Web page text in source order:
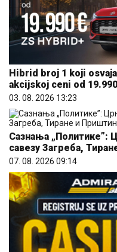
Hibrid broj 1 koji
akcijskoj ceni od
03. 08. 2026 13:23
Сазнања „Политике”:
савезу Загреба,
07. 08. 2026 09:14